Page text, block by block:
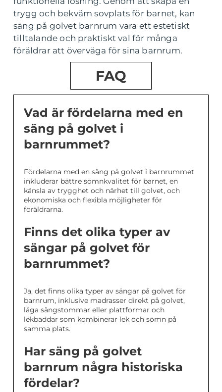
trygg och bekväm sovplats för barnet, kan
säng på golvet barnrum vara ett estetiskt
tilltalande och praktiskt val för många
föräldrar att överväga för sina barnrum.
FAQ
Vad är fördelarna med en
säng på golvet i
barnrummet?
Fördelarna med en säng på golvet i barnrummet
inkluderar bättre sömnkvalitet för barnet, en
känsla av trygghet och närhet till golvet, och
ekonomiska och flexibla möjligheter för
föräldrarna.
Finns det olika typer av
sängar på golvet för
barnrummet?
Ja, det finns olika typer av sängar på golvet för
barnrum, inklusive madrasser direkt på golvet,
låga sängstommar eller plattformar och
lekbäddar som kombinerar lek och sömn på
samma plats.
Har säng på golvet
barnrum några historiska
fördelar?